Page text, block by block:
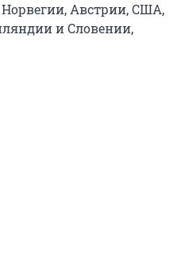
Норвегии, Австрии, США,
и Словении,